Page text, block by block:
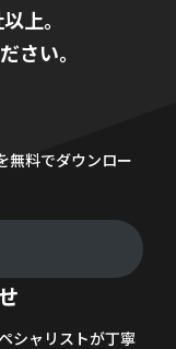
上。
さい。
無料でダウンロー
シャリストが丁寧